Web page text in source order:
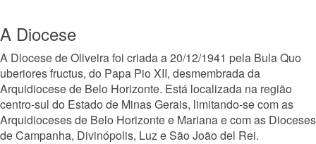
A Diocese
A Diocese de Oliveira foi criada a 20/12/1941 pela Bula Quo
uberiores fructus, do Papa Pio XII, desmembrada da
Arquidiocese de Belo Horizonte. Está localizada na região
centro-sul do Estado de Minas Gerais, limitando-se com as
Arquidioceses de Belo Horizonte e Mariana e com as Dioceses
de Campanha, Divinópolis, Luz e São João del Rei.